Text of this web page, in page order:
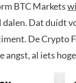
BTC Markets
Dat duidt
De Crypto
angst, al iets